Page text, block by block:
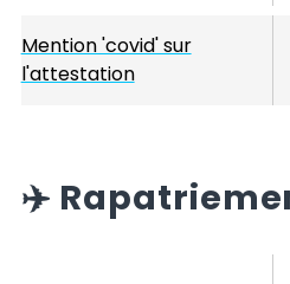
Mention 'covid' sur
l'attestation
✈️